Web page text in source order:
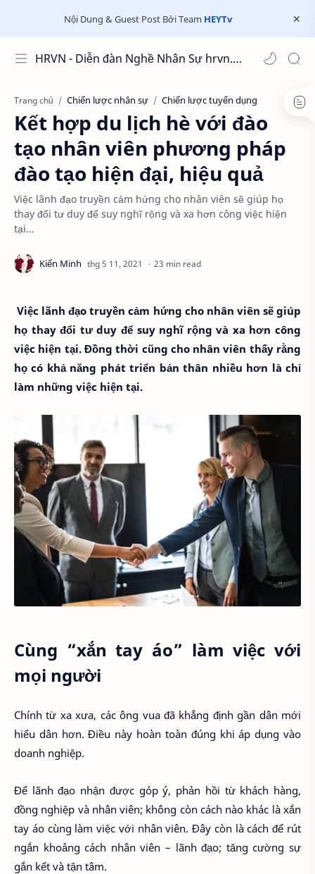
Nội Dung & Guest Post Bởi Team HEYTv
HRVN - Diễn đàn Nghề Nhân Sự hrvn.com.vn
Trang chủ Chiến lược nhân sự Chiến lược tuyển dụng
Kết hợp du lịch hè với đào
tạo nhân viên phương pháp
đào tạo hiện đại, hiệu quả
Việc lãnh đạo truyền cảm hứng cho nhân viên sẽ giúp họ
thay đổi tư duy để suy nghĩ rộng và xa hơn công việc hiện
tại...
23 min read
Việc lãnh đạo truyền cảm hứng cho nhân viên sẽ giúp
họ thay đổi tư duy để suy nghĩ rộng và xa hơn công
việc hiện tại. Đồng thời cũng cho nhân viên thấy rằng
họ có khả năng phát triển bản thân nhiều hơn là chỉ
làm những việc hiện tại.
Cùng “xắn tay áo” làm việc với
mọi người
Chính từ xa xưa, các ông vua đã khẳng định gần dân mới
hiểu dân hơn. Điều này hoàn toàn đúng khi áp dụng vào
doanh nghiệp.
Để lãnh đạo nhận được góp ý, phản hồi từ khách hàng,
đồng nghiệp và nhân viên; không còn cách nào khác là xắn
tay áo cùng làm việc với nhân viên. Đây còn là cách để rút
ngắn khoảng cách nhân viên – lãnh đạo; tăng cường sự
gắn kết và tận tâm.